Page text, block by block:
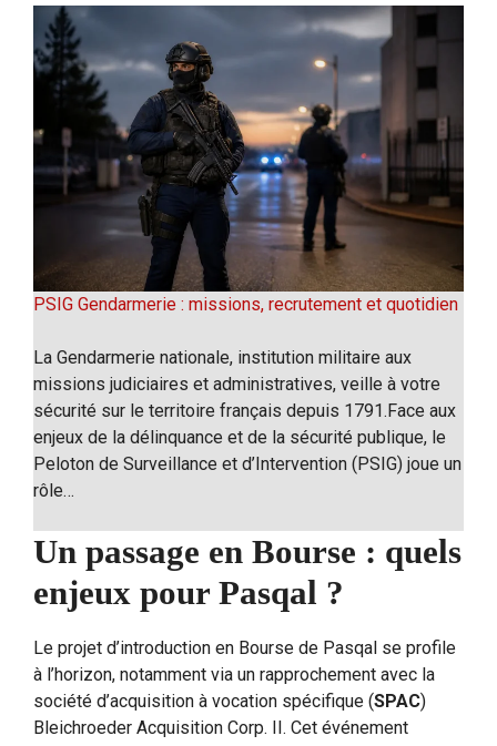
PSIG Gendarmerie : missions, recrutement et quotidien
La Gendarmerie nationale, institution militaire aux
missions judiciaires et administratives, veille à votre
sécurité sur le territoire français depuis 1791.Face aux
enjeux de la délinquance et de la sécurité publique, le
Peloton de Surveillance et d’Intervention (PSIG) joue un
rôle…
Un passage en Bourse : quels
enjeux pour Pasqal ?
Le projet d’introduction en Bourse de Pasqal se profile
à l’horizon, notamment via un rapprochement avec la
société d’acquisition à vocation spécifique (SPAC)
Bleichroeder Acquisition Corp. II. Cet événement